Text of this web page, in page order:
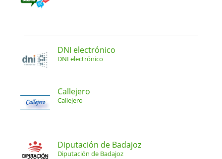
DNI electrónico
DNI electrónico
Callejero
Callejero
Diputación de Badajoz
Diputación de Badajoz